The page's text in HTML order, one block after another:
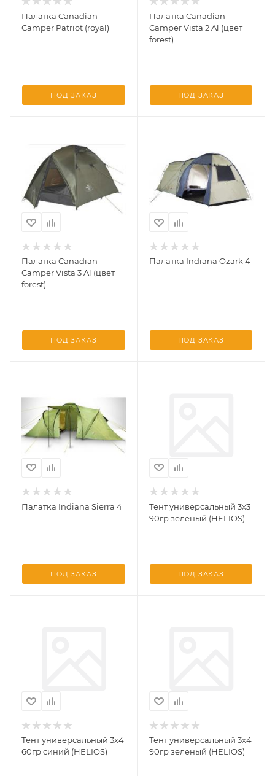
Палатка Canadian
Camper Patriot (royal)
ПОД ЗАКАЗ
Палатка Canadian
Camper Vista 2 Al (цвет
forest)
ПОД ЗАКАЗ
Палатка Canadian
Camper Vista 3 Al (цвет
forest)
ПОД ЗАКАЗ
Палатка Indiana Ozark 4
ПОД ЗАКАЗ
Палатка Indiana Sierra 4
ПОД ЗАКАЗ
Тент универсальный 3х3
90гр зеленый (HELIOS)
ПОД ЗАКАЗ
Тент универсальный 3х4
60гр синий (HELIOS)
Тент универсальный 3х4
90гр зеленый (HELIOS)